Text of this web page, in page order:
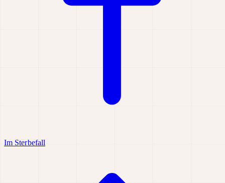
Im Sterbefall